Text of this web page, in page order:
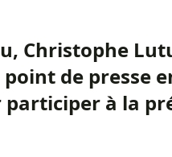
Christophe
de presse
à la